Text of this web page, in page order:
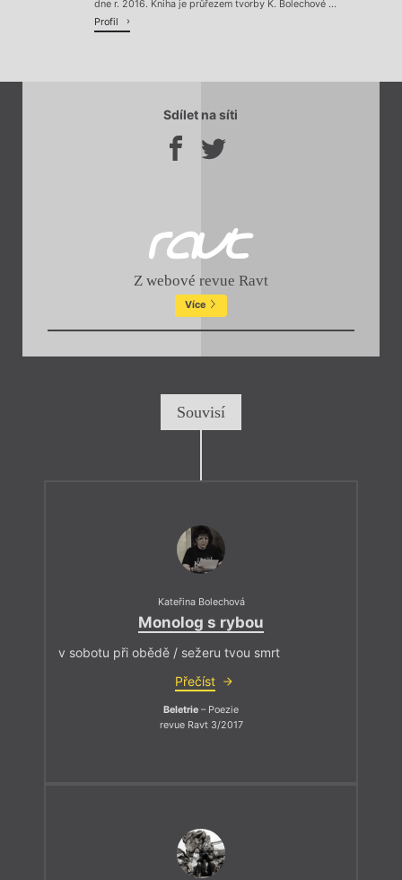
dne r. 2016. Kniha je průřezem tvorby K. Bolechové ...
Profil
Sdílet na síti
Z webové revue Ravt
Více
Souvisí
Kateřina Bolechová
Monolog s rybou
v sobotu při obědě / sežeru tvou smrt
Přečíst
Beletrie – Poezie
revue Ravt 3/2017